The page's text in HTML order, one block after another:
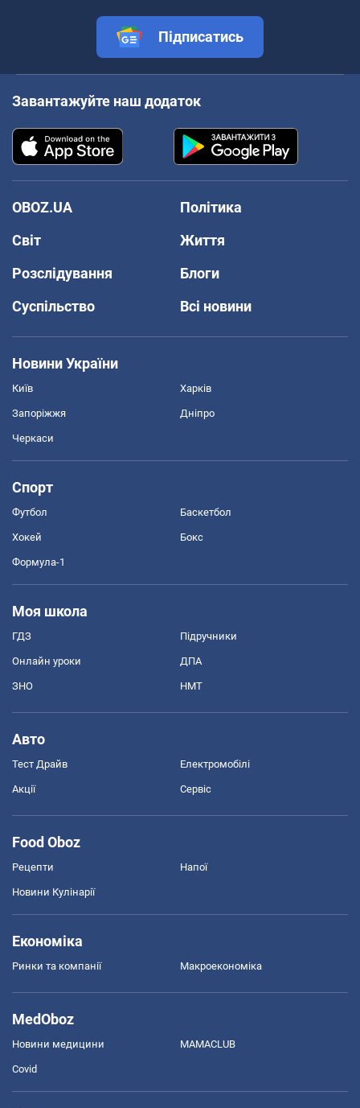
Підписатись
Завантажуйте наш додаток
OBOZ.UA
Політика
Світ
Життя
Розслідування
Блоги
Суспільство
Всі новини
Новини України
Київ Харків
Запоріжжя Дніпро
Черкаси
Спорт
Футбол Баскетбол
Хокей Бокс
Формула-1
Моя школа
ГДЗ Підручники
Онлайн уроки ДПА
ЗНО НМТ
Авто
Тест Драйв Електромобілі
Акції Сервіс
Food Oboz
Рецепти Напої
Новини Кулінарії
Економіка
Ринки та компанії Макроекономіка
MedOboz
Новини медицини MAMACLUB
Covid